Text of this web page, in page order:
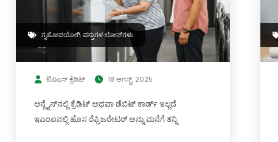
ಗೃಹೋಪಯೋಗಿ ವಸ್ತುಗಳ ಲೋನ್‌ಗಳು
ಟಿವಿಎಸ್ ಕ್ರೆಡಿಟ್ 18 ಆಗಸ್ಟ್, 2025
ಆನ್ಲೈನ್‌ನಲ್ಲಿ ಕ್ರೆಡಿಟ್ ಅಥವಾ ಡೆಬಿಟ್ ಕಾರ್ಡ್ ಇಲ್ಲದೆ
ಇಎಂಐನಲ್ಲಿ ಹೊಸ ರೆಫ್ರಿಜರೇಟರ್ ಅನ್ನು ಮನೆಗೆ ತನ್ನಿ